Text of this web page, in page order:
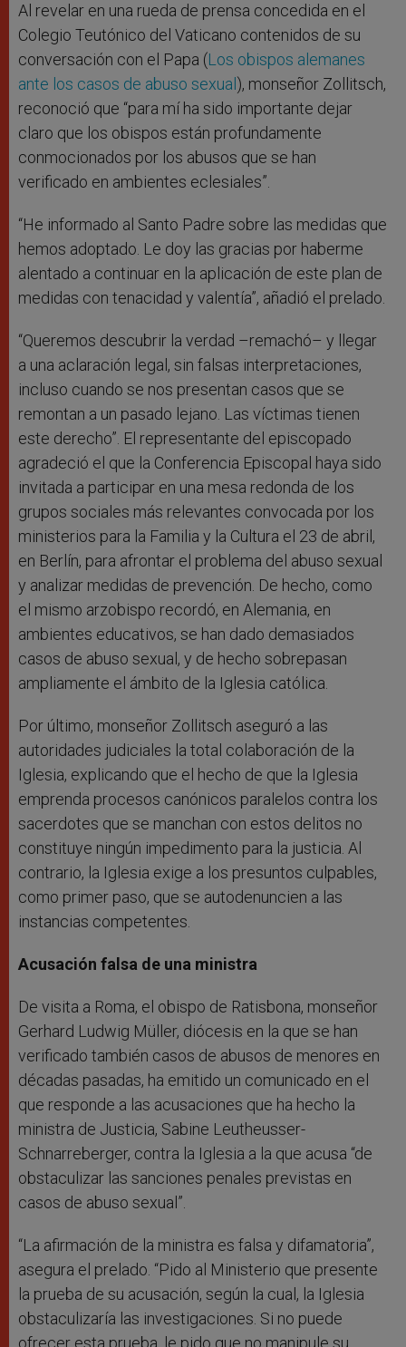
Al revelar en una rueda de prensa concedida en el
Colegio Teutónico del Vaticano contenidos de su
conversación con el Papa (Los obispos alemanes
ante los casos de abuso sexual ), monseñor Zollitsch,
reconoció que “para mí ha sido importante dejar
claro que los obispos están profundamente
conmocionados por los abusos que se han
verificado en ambientes eclesiales”.
“He informado al Santo Padre sobre las medidas que
hemos adoptado. Le doy las gracias por haberme
alentado a continuar en la aplicación de este plan de
medidas con tenacidad y valentía”, añadió el prelado.
“Queremos descubrir la verdad –remachó– y llegar
a una aclaración legal, sin falsas interpretaciones,
incluso cuando se nos presentan casos que se
remontan a un pasado lejano. Las víctimas tienen
este derecho”. El representante del episcopado
agradeció el que la Conferencia Episcopal haya sido
invitada a participar en una mesa redonda de los
grupos sociales más relevantes convocada por los
ministerios para la Familia y la Cultura el 23 de abril,
en Berlín, para afrontar el problema del abuso sexual
y analizar medidas de prevención. De hecho, como
el mismo arzobispo recordó, en Alemania, en
ambientes educativos, se han dado demasiados
casos de abuso sexual, y de hecho sobrepasan
ampliamente el ámbito de la Iglesia católica.
Por último, monseñor Zollitsch aseguró a las
autoridades judiciales la total colaboración de la
Iglesia, explicando que el hecho de que la Iglesia
emprenda procesos canónicos paralelos contra los
sacerdotes que se manchan con estos delitos no
constituye ningún impedimento para la justicia. Al
contrario, la Iglesia exige a los presuntos culpables,
como primer paso, que se autodenuncien a las
instancias competentes.
Acusación falsa de una ministra
De visita a Roma, el obispo de Ratisbona, monseñor
Gerhard Ludwig Müller, diócesis en la que se han
verificado también casos de abusos de menores en
décadas pasadas, ha emitido un comunicado en el
que responde a las acusaciones que ha hecho la
ministra de Justicia, Sabine Leutheusser-
Schnarreberger, contra la Iglesia a la que acusa “de
obstaculizar las sanciones penales previstas en
casos de abuso sexual”.
“La afirmación de la ministra es falsa y difamatoria”,
asegura el prelado. “Pido al Ministerio que presente
la prueba de su acusación, según la cual, la Iglesia
obstaculizaría las investigaciones. Si no puede
ofrecer esta prueba, le pido que no manipule su